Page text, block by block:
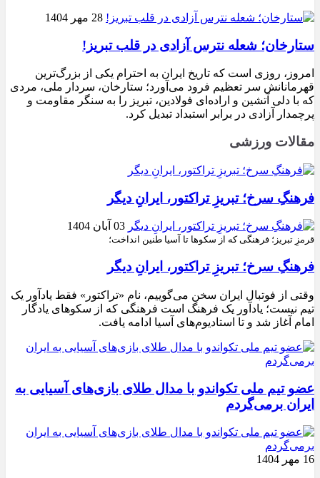
28 مهر 1404
ستارخان؛ شعله نترس آزادی در قلب تبریز!
امروز، روزی است که تاریخ ایران به احترام یکی از بزرگ‌ترین
قهرمانانش سر تعظیم فرود می‌آورد؛ ستارخان، سردار ملی، مردی
که با دلی آتشین و اراده‌ای فولادین، تبریز را به سنگر مقاومت و
پرچمدار آزادی در برابر استبداد تبدیل کرد.
مقالات ورزشی
فرهنگِ سرخ؛ تبریزِ تراکتور، ایرانِ دیگر
03 آبان 1404
قرمزِ تبریز؛ فرهنگی که از سکوها تا آسیا طنین انداخت؛
فرهنگِ سرخ؛ تبریزِ تراکتور، ایرانِ دیگر
وقتی از فوتبال ایران سخن می‌گوییم، نام «تراکتور» فقط یادآور یک
تیم نیست؛ یادآور یک فرهنگ است فرهنگی که از سکوهای یادگار
امام آغاز شد و تا استادیوم‌های آسیا ادامه یافت.
عضو تیم ملی تکواندو با مدال طلای بازی‌های آسیایی به
ایران برمی‌گردم
16 مهر 1404